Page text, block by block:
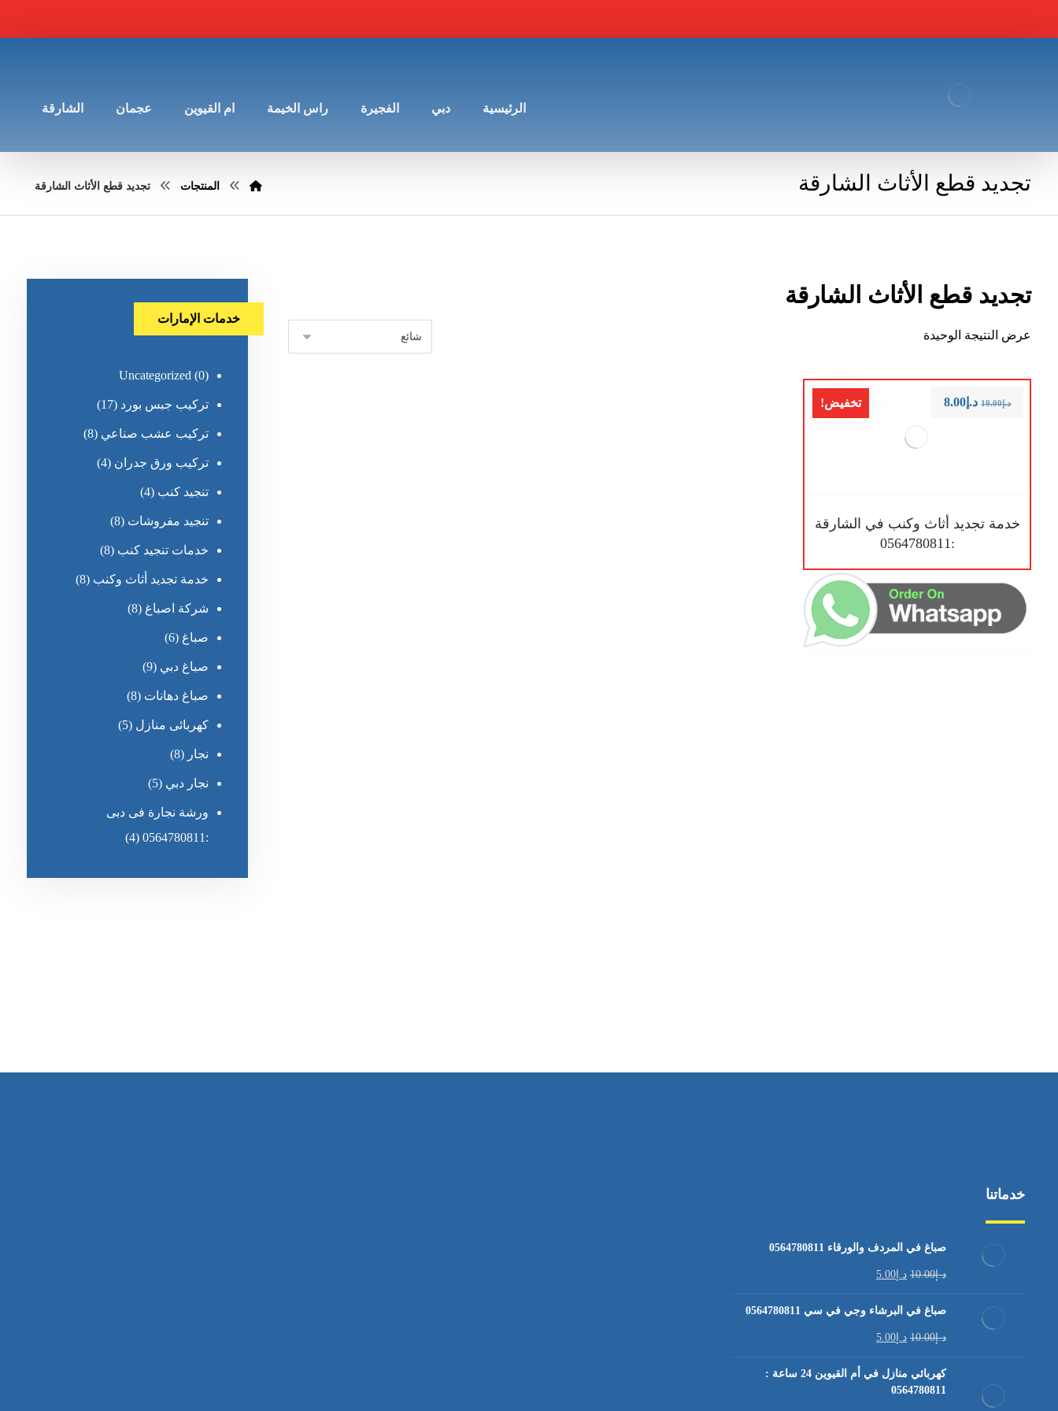
الرئيسية دبي الفجيرة راس الخيمة ام القيوين عجمان الشارقة
تجديد قطع الأثاث الشارقة المنتجات تجديد قطع الأثاث الشارقة
تجديد قطع الأثاث الشارقة
عرض النتيجة الوحيدة
تخفيض!
خدمة تجديد أثاث وكنب في الشارقة
:0564780811
د.إ19.00 د.إ 8.00
خدمات الإمارات
Uncategorized (0)
تركيب جبس بورد (17)
تركيب عشب صناعي (8)
تركيب ورق جدران (4)
تنجيد كنب (4)
تنجيد مفروشات (8)
خدمات تنجيد كنب (8)
خدمة تجديد أثاث وكنب (8)
شركة اصباغ (8)
صباغ (6)
صباغ دبي (9)
صباغ دهانات (8)
كهربائى منازل (5)
نجار (8)
نجار دبي (5)
ورشة نجارة فى دبى
:0564780811
(4)
خدماتنا
صباغ في المردف والورقاء 0564780811
د.إ10.00 د.إ 5.00
صباغ في البرشاء وجي في سي 0564780811
د.إ10.00 د.إ 5.00
كهربائي منازل في أم القيوين 24 ساعة :
0564780811